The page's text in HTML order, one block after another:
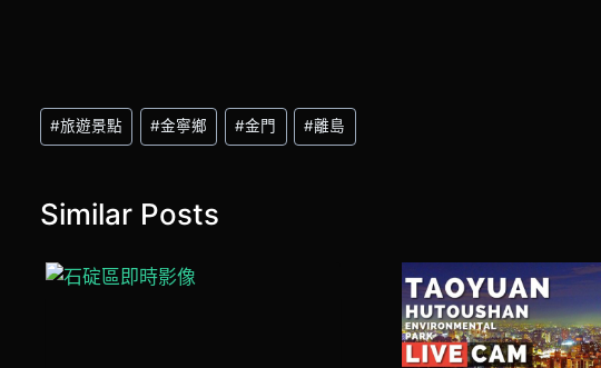
Post
Tags:
#旅遊景點 #金寧鄉 #金門 #離島
Similar Posts